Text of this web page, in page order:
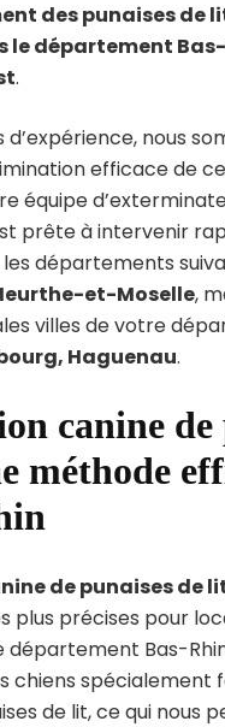
des punaises de
le département
.
nous
efficace de
équipe
prête à intervenir
départements
et-Moselle,
villes de votre
Haguenau.
canine de
méthode
de punaises de
plus précises pour
département Bas-
chiens spécialement
de lit, ce qui nous